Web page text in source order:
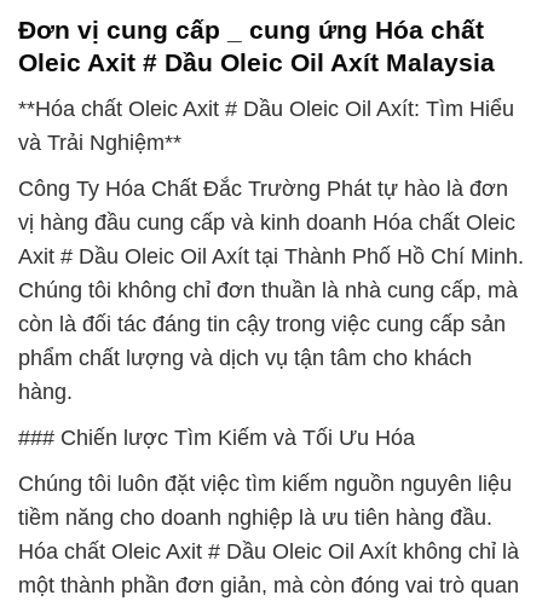
Đơn vị cung cấp _ cung ứng Hóa chất
Oleic Axit # Dầu Oleic Oil Axít Malaysia
**Hóa chất Oleic Axit # Dầu Oleic Oil Axít: Tìm Hiểu
và Trải Nghiệm**
Công Ty Hóa Chất Đắc Trường Phát tự hào là đơn
vị hàng đầu cung cấp và kinh doanh Hóa chất Oleic
Axit # Dầu Oleic Oil Axít tại Thành Phố Hồ Chí Minh.
Chúng tôi không chỉ đơn thuần là nhà cung cấp, mà
còn là đối tác đáng tin cậy trong việc cung cấp sản
phẩm chất lượng và dịch vụ tận tâm cho khách
hàng.
### Chiến lược Tìm Kiếm và Tối Ưu Hóa
Chúng tôi luôn đặt việc tìm kiếm nguồn nguyên liệu
tiềm năng cho doanh nghiệp là ưu tiên hàng đầu.
Hóa chất Oleic Axit # Dầu Oleic Oil Axít không chỉ là
một thành phần đơn giản, mà còn đóng vai trò quan